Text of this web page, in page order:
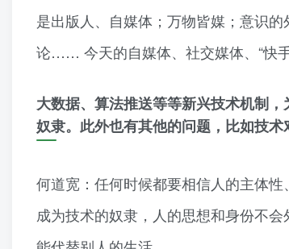
是出版人、自媒体；万物皆媒；意识
论…… 今天的自媒体、社交媒体、“快
大数据、算法推送等等新兴技术机制
奴隶。此外也有其他的问题，比如技
何道宽：任何时候都要相信人的主体
成为技术的奴隶，人的思想和身份不